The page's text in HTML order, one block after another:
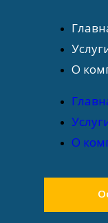
О
О